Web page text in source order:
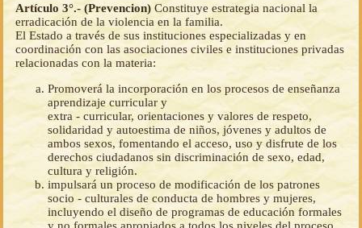
Artículo 3°.- (Prevencion) Constituye estrategia nacional la
erradicación de la violencia en la familia.
El Estado a través de sus instituciones especializadas y en
coordinación con las asociaciones civiles e instituciones privadas
relacionadas con la materia:
Promoverá la incorporación en los procesos de enseñanza
aprendizaje curricular y
extra - curricular, orientaciones y valores de respeto,
solidaridad y autoestima de niños, jóvenes y adultos de
ambos sexos, fomentando el acceso, uso y disfrute de los
derechos ciudadanos sin discriminación de sexo, edad,
cultura y religión.
impulsará un proceso de modificación de los patrones
socio - culturales de conducta de hombres y mujeres,
incluyendo el diseño de programas de educación formales